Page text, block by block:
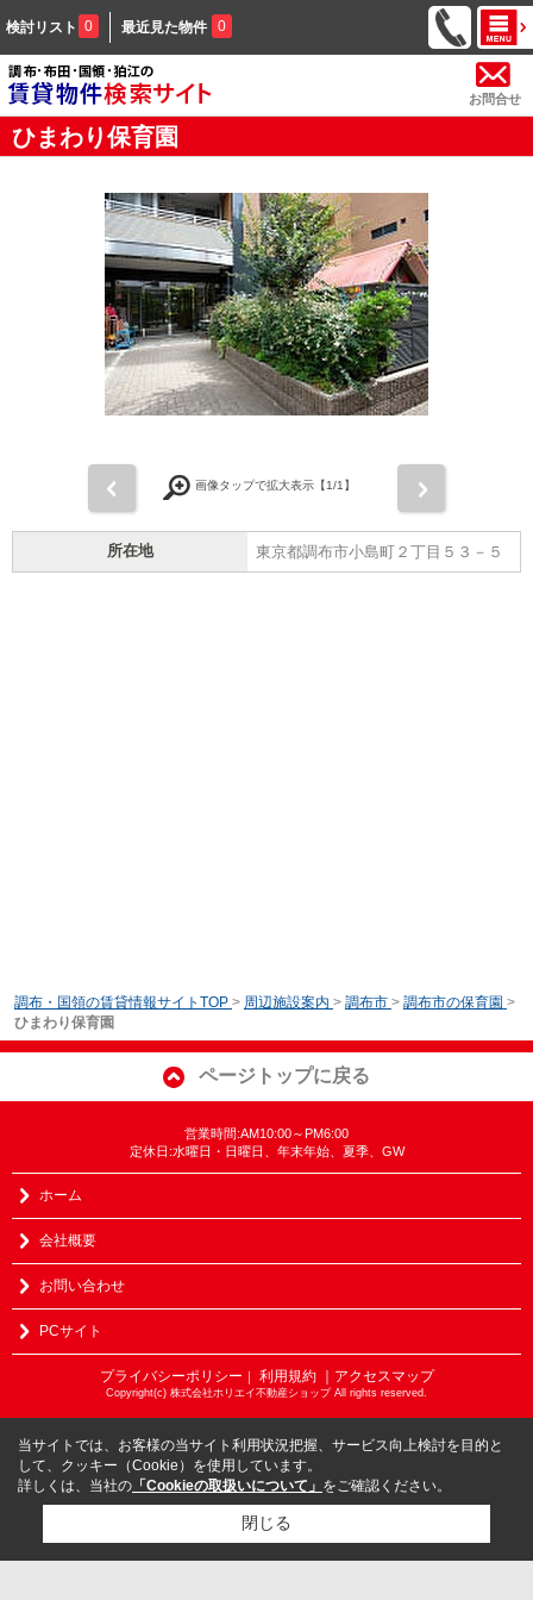
検討リスト 0 最近見た物件 0
お問合せ
ひまわり保育園
画像タップで拡大表示【1/1】
所在地 東京都調布市小島町２丁目５３－５
調布・国領の賃貸情報サイトTOP > 周辺施設案内 > 調布市 > 調布市の保育園 >
ひまわり保育園
ページトップに戻る
営業時間:AM10:00～PM6:00
定休日:水曜日・日曜日、年末年始、夏季、GW
ホーム
会社概要
お問い合わせ
PCサイト
プライバシーポリシー ｜ 利用規約 ｜アクセスマップ
Copyright(c) 株式会社ホリエイ不動産ショップ All rights reserved.
当サイトでは、お客様の当サイト利用状況把握、サービス向上検討を目的と
して、クッキー（Cookie）を使用しています。
詳しくは、当社の 「Cookieの取扱いについて」 をご確認ください。
閉じる